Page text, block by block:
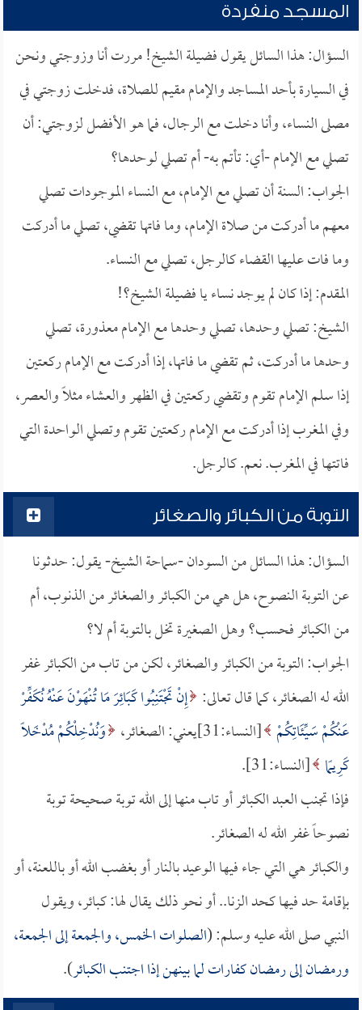
المسجد منفردة
السؤال: هذا السائل يقول فضيلة الشيخ! مررت أنا وزوجتي ونحن
في السيارة بأحد المساجد والإمام مقيم للصلاة، فدخلت زوجتي في
مصلى النساء، وأنا دخلت مع الرجال، فما هو الأفضل لزوجتي: أن
تصلي مع الإمام -أي: تأتم به- أم تصلي لوحدها؟
الجواب: السنة أن تصلي مع الإمام، مع النساء الموجودات تصلي
معهم ما أدركت من صلاة الإمام، وما فاتها تقضي، تصلي ما أدركت
وما فات عليها القضاء كالرجل، تصلي مع النساء.
المقدم: إذا كان لم يوجد نساء يا فضيلة الشيخ؟!
الشيخ: تصلي وحدها، تصلي وحدها مع الإمام معذورة، تصلي
وحدها ما أدركت، ثم تقضي ما فاتها، إذا أدركت مع الإمام ركعتين
إذا سلم الإمام تقوم وتقضي ركعتين في الظهر والعشاء مثلاً والعصر،
وفي المغرب إذا أدركت مع الإمام ركعتين تقوم وتصلي الواحدة التي
فاتتها في المغرب. نعم. كالرجل.
التوبة من الكبائر والصغائر
السؤال: هذا السائل من السودان -سماحة الشيخ- يقول: حدثونا
عن التوبة النصوح، هل هي من الكبائر والصغائر من الذنوب، أم
من الكبائر فحسب؟ وهل الصغيرة تخل بالتوبة أم لا؟
الجواب: التوبة من الكبائر والصغائر، لكن من تاب من الكبائر غفر
الله له الصغائر، كما قال تعالى: إِنْ تَجْتَنِبُوا كَبَائِرَ مَا تُنْهَوْنَ عَنْهُ نُكَفِّرْ
عَنْكُمْ سَيِّئَاتِكُمْ [النساء:31]يعني: الصغائر،
وَنُدْخِلْكُمْ مُدْخَلًا
كَرِيمًا [النساء:31].
فإذا تجنب العبد الكبائر أو تاب منها إلى الله توبة صحيحة توبة
نصوحاً غفر الله له الصغائر.
والكبائر هي التي جاء فيها الوعيد بالنار أو بغضب الله أو باللعنة، أو
بإقامة حد فيها كحد الزنا.. أو نحو ذلك يقال لها: كبائر، ويقول
النبي صلى الله عليه وسلم: (الصلوات الخمس، والجمعة إلى الجمعة،
ورمضان إلى رمضان كفارات لما بينهن إذا اجتنب الكبائر).